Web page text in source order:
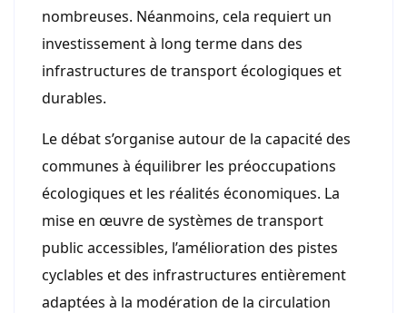
nombreuses. Néanmoins, cela requiert un
investissement à long terme dans des
infrastructures de transport écologiques et
durables.
Le débat s’organise autour de la capacité des
communes à équilibrer les préoccupations
écologiques et les réalités économiques. La
mise en œuvre de systèmes de transport
public accessibles, l’amélioration des pistes
cyclables et des infrastructures entièrement
adaptées à la modération de la circulation